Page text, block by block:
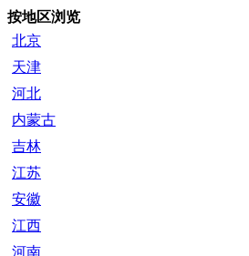
按地区浏览
北京
天津
河北
内蒙古
吉林
江苏
安徽
江西
河南